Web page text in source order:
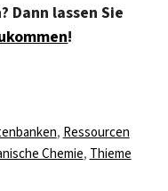
Dann lassen Sie
!
, Ressourcen
Chemie, Thieme